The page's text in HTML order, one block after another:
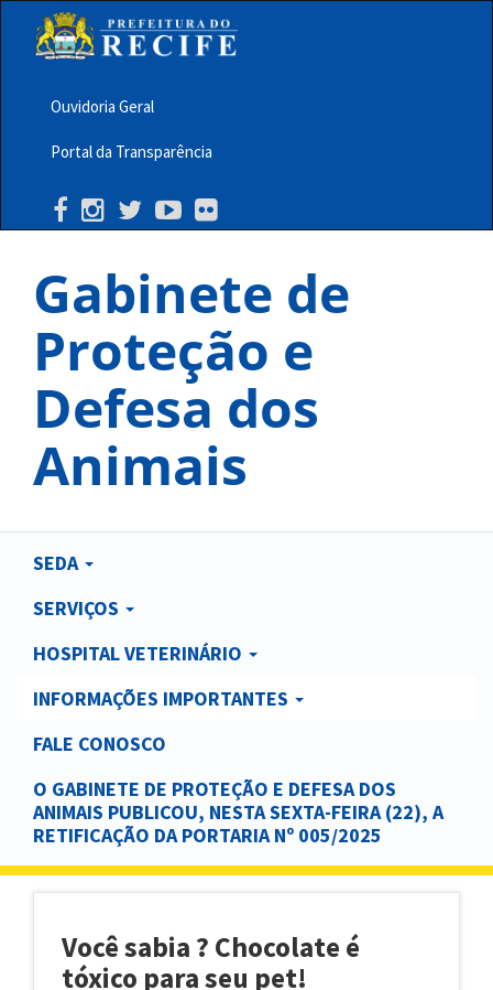
principalMenu
Barra
Topo
PCR
Ouvidoria Geral
Portal da Transparência
Gabinete de
Proteção e
Defesa dos
Animais
Main
navigation
SEDA
SERVIÇOS
HOSPITAL VETERINÁRIO
INFORMAÇÕES IMPORTANTES
FALE CONOSCO
O GABINETE DE PROTEÇÃO E DEFESA DOS
ANIMAIS PUBLICOU, NESTA SEXTA-FEIRA (22), A
RETIFICAÇÃO DA PORTARIA Nº 005/2025
Você sabia ? Chocolate é
tóxico para seu pet!